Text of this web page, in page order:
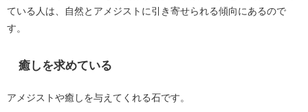
ている人は、自然とアメジストに引き寄せられる傾向にあるので
す。
癒しを求めている
アメジストや癒しを与えてくれる石です。